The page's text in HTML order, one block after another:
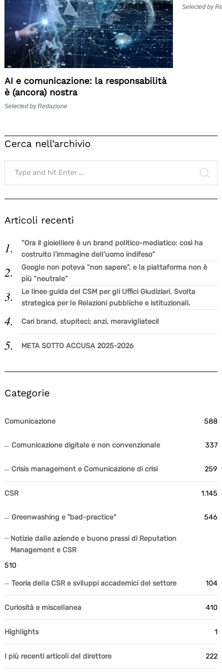
AI e comunicazione: la responsabilità
è (ancora) nostra
Selected by Redazione
Selected by
Cerca nell’archivio
Search
for:
Articoli recenti
“Ora il gioielliere è un brand politico-mediatico: così ha
costruito l’immagine dell’uomo indifeso”
Google non poteva “non sapere”, e la piattaforma non è
più “neutrale”
Le linee guida del CSM per gli Uffici Giudiziari. Svolta
strategica per le Relazioni pubbliche e istituzionali.
Cari brand, stupiteci; anzi, meravigliateci!
META SOTTO ACCUSA 2025-2026
Categorie
Comunicazione 588
Comunicazione digitale e non convenzionale 337
Crisis management e Comunicazione di crisi 259
CSR 1.145
Greenwashing e "bad-practice" 546
Notizie dalle aziende e buone prassi di Reputation
Management e CSR
510
Teoria della CSR e sviluppi accademici del settore 104
Curiosità e miscellanea 410
Highlights 1
I più recenti articoli del direttore 222